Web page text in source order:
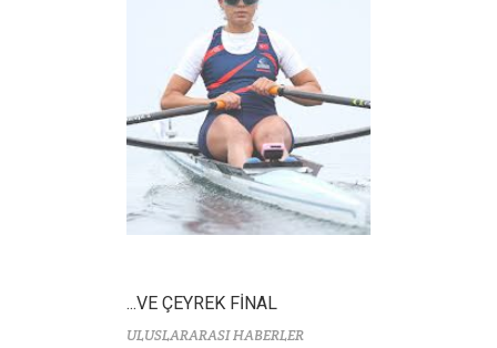
...VE ÇEYREK FİNAL
ULUSLARARASI HABERLER